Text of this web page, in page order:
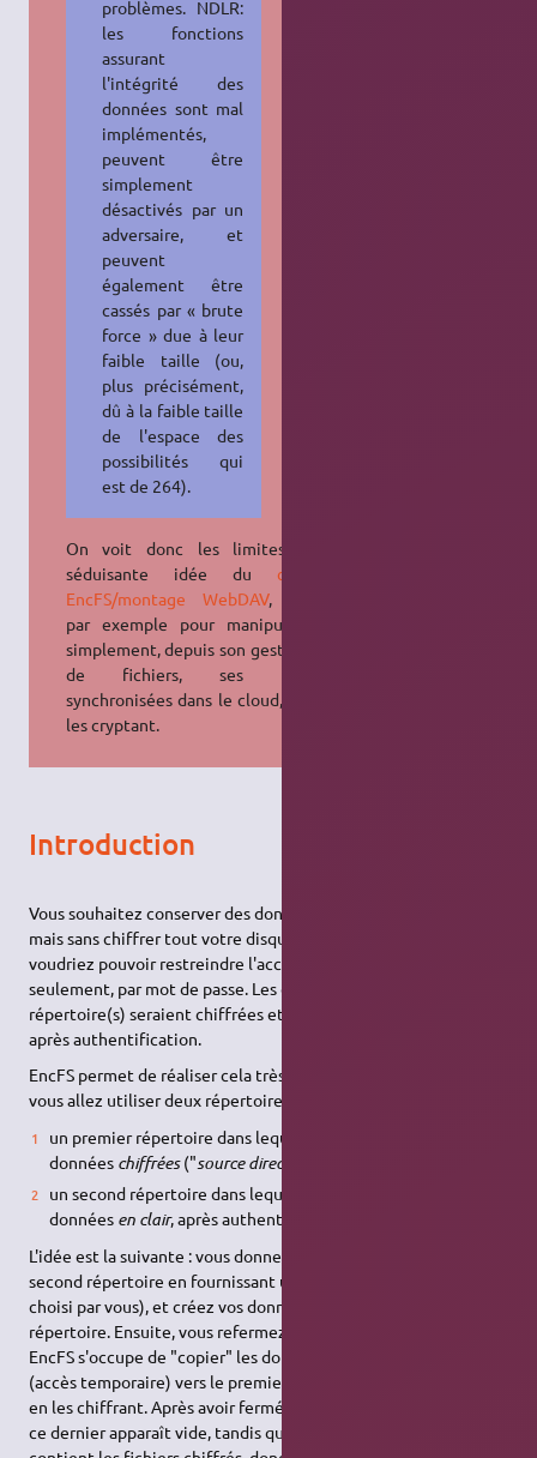
problèmes. NDLR:
les fonctions
assurant
l'intégrité des
données sont mal
implémentés,
peuvent être
simplement
désactivés par un
adversaire, et
peuvent
également être
cassés par « brute
force » due à leur
faible taille (ou,
plus précisément,
dû à la faible taille
de l'espace des
possibilités qui
est de 264).
On voit donc les limites de la
séduisante idée du couplage
EncFS/montage WebDAV, utilisée
par exemple pour manipuler très
simplement, depuis son gestionnaire
de fichiers, ses données
synchronisées dans le cloud, tout en
les cryptant.
Introduction
Vous souhaitez conserver des données sensibles et/ou privées,
mais sans chiffrer tout votre disque dur. Idéalement, vous
voudriez pouvoir restreindre l'accès à certains répertoires
seulement, par mot de passe. Les données stockées dans ce(s)
répertoire(s) seraient chiffrées et accessibles
après authentification.
EncFS permet de réaliser cela très simplement. Pour ce faire,
vous allez utiliser deux répertoires :
un premier répertoire dans lequel seront
données chiffrées("source directory
un second répertoire dans lequel vous pourrez créer des
données en clair, après authentification ("
L'idée est la suivante : vous donnez temporairement accès au
second répertoire en fournissant un mot de passe (initialement
choisi par vous), et créez vos données en clair dans ce
répertoire. Ensuite, vous refermez l'accès à ce répertoire.
EncFS s'occupe de "copier" les données du second répertoire
(accès temporaire) vers le premier (stockage permanent), tout
en les chiffrant. Après avoir fermé l'accès au second répertoire,
ce dernier apparaît vide, tandis que le premier répertoire